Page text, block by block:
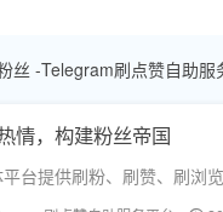
丝 -Telegram刷点赞自助服
情，构建粉丝帝国
台提供刷粉、刷赞、刷浏